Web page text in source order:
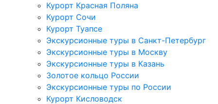
Курорт Красная Поляна
Курорт Сочи
Курорт Туапсе
Экскурсионные туры в Санкт-Петербург
Экскурсионные туры в Москву
Экскурсионные туры в Казань
Золотое кольцо России
Экскурсионные туры по России
Курорт Кисловодск